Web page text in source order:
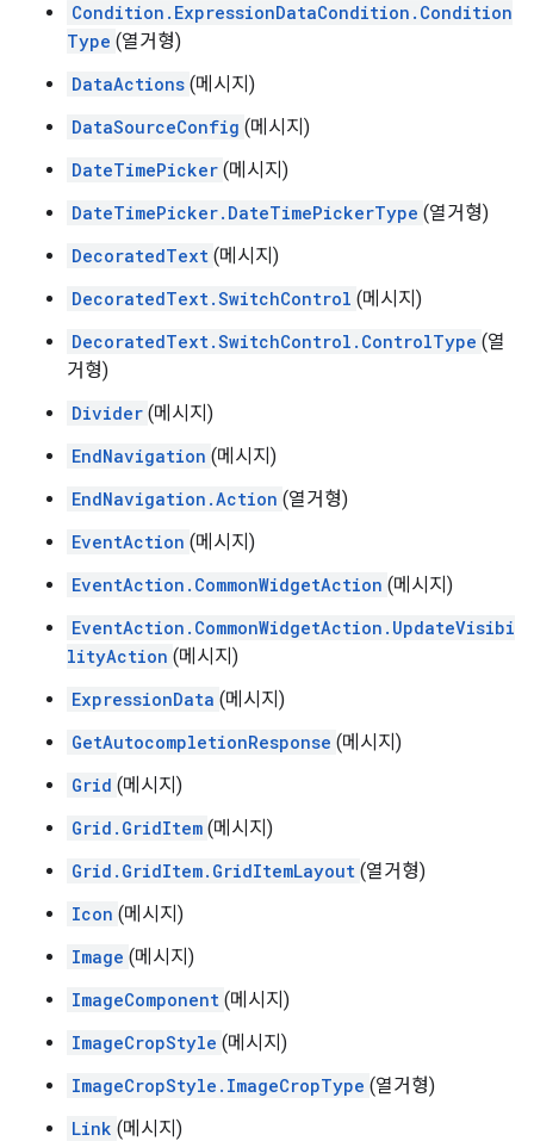
Condition.ExpressionDataCondition.Condition
Type (열거형)
DataActions (메시지)
DataSourceConfig (메시지)
DateTimePicker (메시지)
DateTimePicker.DateTimePickerType (열거형)
DecoratedText (메시지)
DecoratedText.SwitchControl (메시지)
DecoratedText.SwitchControl.ControlType (열
거형)
Divider (메시지)
EndNavigation (메시지)
EndNavigation.Action (열거형)
EventAction (메시지)
EventAction.CommonWidgetAction (메시지)
EventAction.CommonWidgetAction.UpdateVisibi
lityAction (메시지)
ExpressionData (메시지)
GetAutocompletionResponse (메시지)
Grid (메시지)
Grid.GridItem (메시지)
Grid.GridItem.GridItemLayout (열거형)
Icon (메시지)
Image (메시지)
ImageComponent (메시지)
ImageCropStyle (메시지)
ImageCropStyle.ImageCropType (열거형)
Link (메시지)